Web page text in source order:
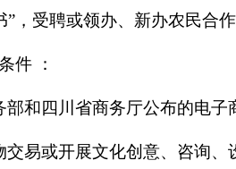
，受聘或领办、新办农民合
件 ：
部和四川省商务厅公布的电
交易或开展文化创意、咨询